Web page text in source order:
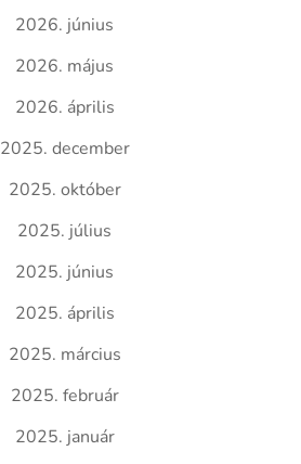
2026. június
2026. május
2026. április
2025. december
2025. október
2025. július
2025. június
2025. április
2025. március
2025. február
2025. január